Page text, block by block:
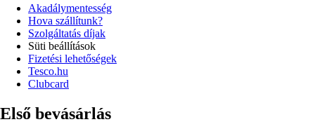
Akadálymentesség
Hova szállítunk?
Szolgáltatás díjak
Süti beállítások
Fizetési lehetőségek
Tesco.hu
Clubcard
Első bevásárlás